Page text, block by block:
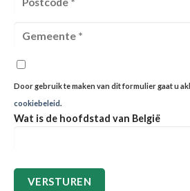
Door gebruik te maken van dit formulier gaat u
cookiebeleid.
Wat is de hoofdstad van België